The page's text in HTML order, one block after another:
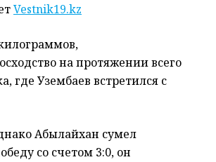
Vestnik19.kz
на протяжении всего
где Узембаев встретился с
Абылайхан сумел
со счетом 3:0, он